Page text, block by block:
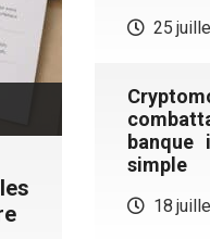
25
banque
simple
18